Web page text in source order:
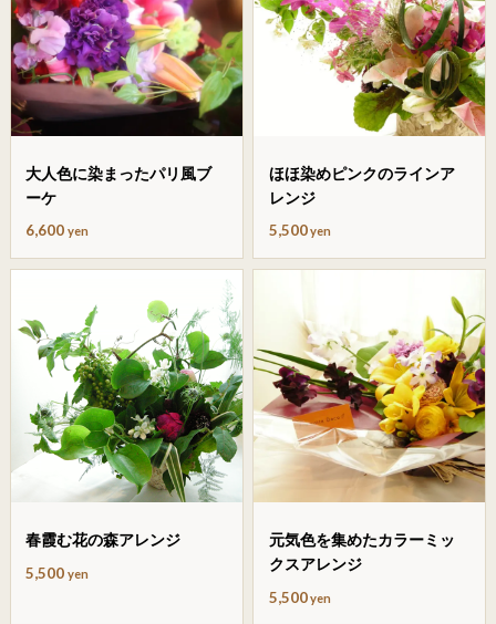
大人色に染まったパリ風ブ
ーケ
6,600 yen
ほほ染めピンクのラインア
レンジ
5,500yen
春霞む花の森アレンジ
5,500 yen
元気色を集めたカラーミッ
クスアレンジ
5,500yen